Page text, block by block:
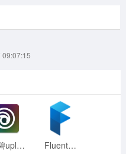
09:07:15
育碧uplay手机免费版 Fluent图标包官方版